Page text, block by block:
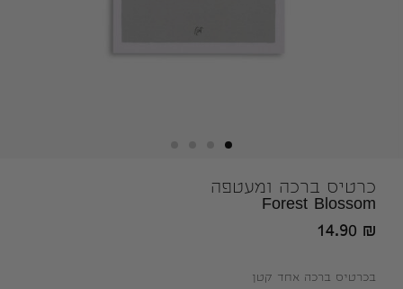
כרטיס ברכה ומעטפה
Forest Blossom
14.90 ₪
בכרטיס ברכה אחד קטן